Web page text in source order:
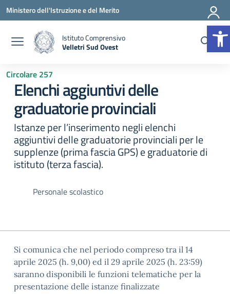
Vai ai contenuti
Vai al menu di navigazione
Vai al footer
Ministero dell'Istruzione e del Merito
Istituto Comprensivo
Velletri Sud Ovest
Circolare 257
Elenchi aggiuntivi delle
graduatorie provinciali
Istanze per l’inserimento negli elenchi
aggiuntivi delle graduatorie provinciali per le
supplenze (prima fascia GPS) e graduatorie di
istituto (terza fascia).
Personale scolastico
Si comunica che nel periodo compreso tra il 14
aprile 2025 (h. 9,00) ed il 29 aprile 2025 (h. 23:59)
saranno disponibili le funzioni telematiche per la
presentazione delle istanze finalizzate